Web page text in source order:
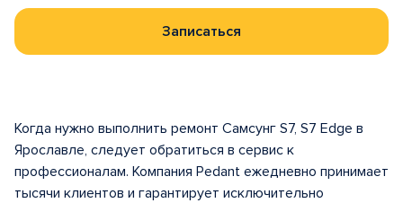
Записаться
Когда нужно выполнить ремонт Самсунг S7, S7 Edge в
Ярославле, следует обратиться в сервис к
профессионалам. Компания Pedant ежедневно принимает
тысячи клиентов и гарантирует исключительно